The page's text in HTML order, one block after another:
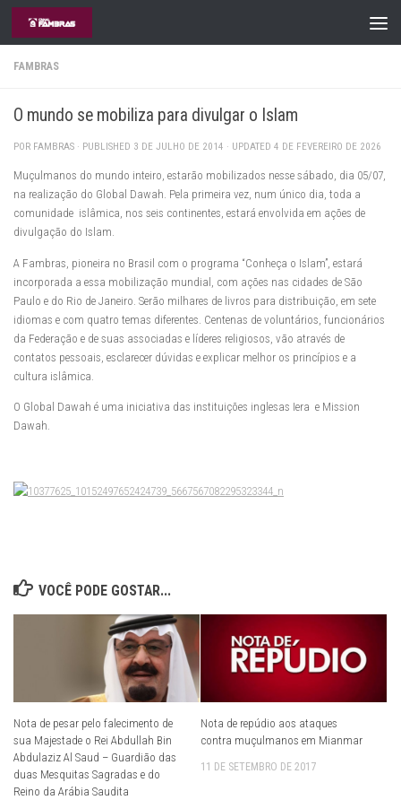
Skip to content
FAMBRAS
O mundo se mobiliza para divulgar o Islam
POR FAMBRAS · PUBLISHED 3 DE JULHO DE 2014 · UPDATED 4 DE FEVEREIRO DE 2026
Muçulmanos do mundo inteiro, estarão mobilizados nesse sábado, dia 05/07,
na realização do Global Dawah. Pela primeira vez, num único dia, toda a
comunidade islâmica, nos seis continentes, estará envolvida em ações de
divulgação do Islam.
A Fambras, pioneira no Brasil com o programa “Conheça o Islam”, estará
incorporada a essa mobilização mundial, com ações nas cidades de São
Paulo e do Rio de Janeiro. Serão milhares de livros para distribuição, em sete
idiomas e com quatro temas diferentes. Centenas de voluntários, funcionários
da Federação e de suas associadas e líderes religiosos, vão através de
contatos pessoais, esclarecer dúvidas e explicar melhor os princípios e a
cultura islâmica.
O Global Dawah é uma iniciativa das instituições inglesas Iera e Mission
Dawah.
VOCÊ PODE GOSTAR...
Nota de pesar pelo falecimento de
sua Majestade o Rei Abdullah Bin
Abdulaziz Al Saud – Guardião das
duas Mesquitas Sagradas e do
Reino da Arábia Saudita
Nota de repúdio aos ataques
contra muçulmanos em Mianmar
11 DE SETEMBRO DE 2017